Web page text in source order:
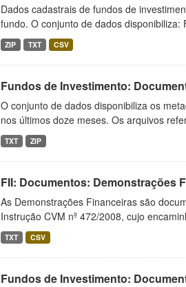
Dados cadastrais de fundos de
fundo. O conjunto de dados disponibiliza:
ZIP TXT CSV
Fundos de Investimento:
O conjunto de dados disponibiliza os
nos últimos doze meses. Os arquivos
TXT ZIP
FII: Documentos: Demonstrações
As Demonstrações Financeiras são
Instrução CVM nº 472/2008, cujo
TXT CSV
Fundos de Investimento: